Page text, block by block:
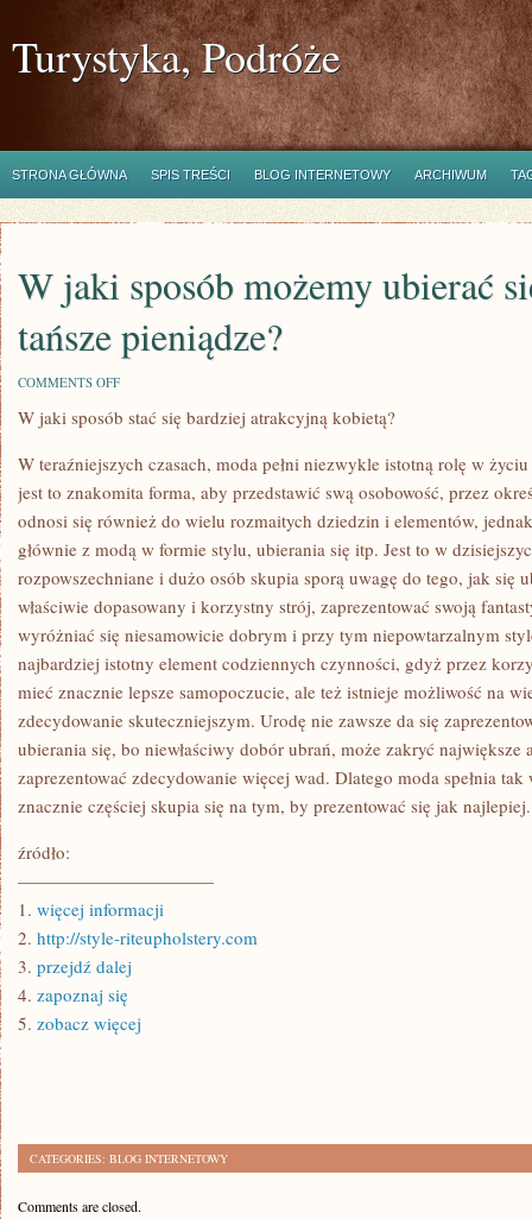
Turystyka, Podróże
STRONA GŁÓWNA SPIS TREŚCI BLOG INTERNETOWY ARCHIWUM
W jaki sposób możemy ubierać
tańsze pieniądze?
COMMENTS OFFON
JAKI
UBIERAĆ
SIĘ
SPORO
TAŃSZE
PIENIĄDZE?
W jaki sposób stać się bardziej atrakcyjną kobietą?
W teraźniejszych czasach, moda pełni niezwykle istotną rolę w
jest to znakomita forma, aby przedstawić swą osobowość, przez
odnosi się również do wielu rozmaitych dziedzin i elementów,
głównie z modą w formie stylu, ubierania się itp. Jest to w
rozpowszechniane i dużo osób skupia sporą uwagę do tego, jak się
właściwie dopasowany i korzystny strój, zaprezentować swoją
wyróżniać się niesamowicie dobrym i przy tym niepowtarzalnym
najbardziej istotny element codziennych czynności, gdyż przez
mieć znacznie lepsze samopoczucie, ale też istnieje możliwość na
zdecydowanie skuteczniejszym. Urodę nie zawsze da się
ubierania się, bo niewłaściwy dobór ubrań, może zakryć największe
zaprezentować zdecydowanie więcej wad. Dlatego moda spełnia
znacznie częściej skupia się na tym, by prezentować się jak najlepiej.
źródło:
———————————
1. więcej informacji
2. http://style-riteupholstery.com
3. przejdź dalej
4. zapoznaj się
5. zobacz więcej
CATEGORIES: BLOG INTERNETOWY
Comments are closed.